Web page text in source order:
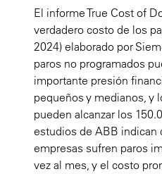
El informe True Cost of
verdadero costo de los
2024) elaborado por
paros no programados
importante presión
pequeños y medianos, y
pueden alcanzar los
estudios de ABB indican
empresas sufren paros
vez al mes, y el costo